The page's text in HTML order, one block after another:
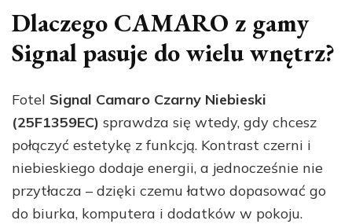
Dlaczego CAMARO z gamy
Signal pasuje do wielu wnętrz?
Fotel Signal Camaro Czarny Niebieski
(25F1359EC) sprawdza się wtedy, gdy chcesz
połączyć estetykę z funkcją. Kontrast czerni i
niebieskiego dodaje energii, a jednocześnie nie
przytłacza – dzięki czemu łatwo dopasować go
do biurka, komputera i dodatków w pokoju.